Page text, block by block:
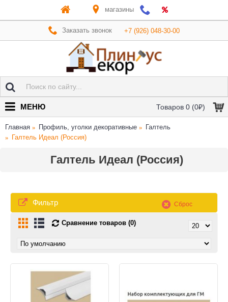
магазины
Заказать звонок +7 (926) 048-30-00
Товаров 0 (0₽)
МЕНЮ
Главная Профиль, уголки декоративные
Галтель
Галтель Идеал (Россия)
Галтель Идеал (Россия)
Фильтр Сброс
Сравнение товаров (0)